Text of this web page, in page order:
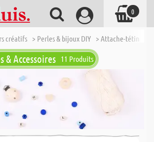
créatifs > Perles & bijoux DIY > Attache-tétines &
Accessoires 11 Produits
0